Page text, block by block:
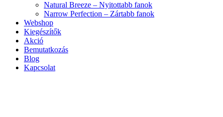
Natural Breeze – Nyitottabb fanok
Narrow Perfection – Zártabb fanok
Webshop
Kiegészítők
Akció
Bemutatkozás
Blog
Kapcsolat